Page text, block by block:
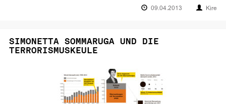
09.04.2013 Kire
SIMONETTA SOMMARUGA UND DIE
TERRORISMUSKEULE